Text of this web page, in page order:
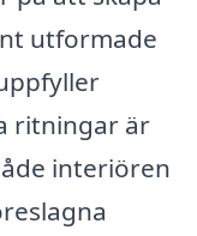
utformade
ritningar är
interiören